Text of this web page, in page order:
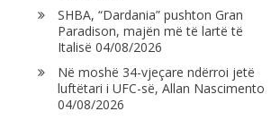
SHBA, “Dardania” pushton Gran
Paradison, majën më të lartë të
Italisë 04/08/2026
Në moshë 34-vjeçare ndërroi jetë
luftëtari i UFC-së, Allan Nascimento
04/08/2026